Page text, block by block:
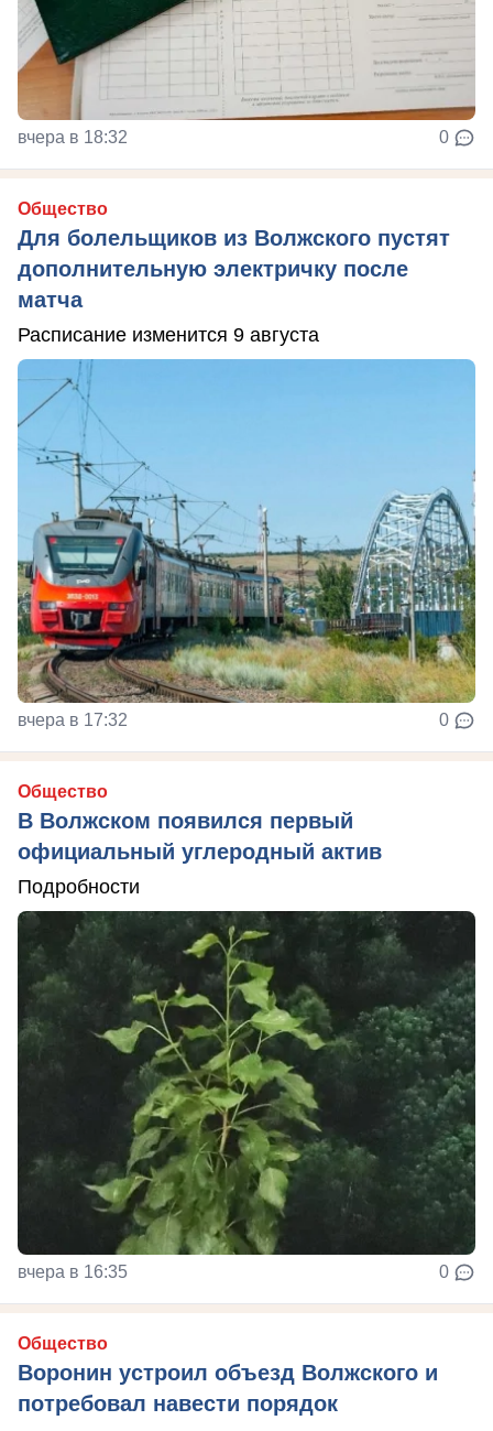
вчера в 18:32 0
Общество
Для болельщиков из Волжского пустят
дополнительную электричку после
матча
Расписание изменится 9 августа
вчера в 17:32 0
Общество
В Волжском появился первый
официальный углеродный актив
Подробности
вчера в 16:35 0
Общество
Воронин устроил объезд Волжского и
потребовал навести порядок